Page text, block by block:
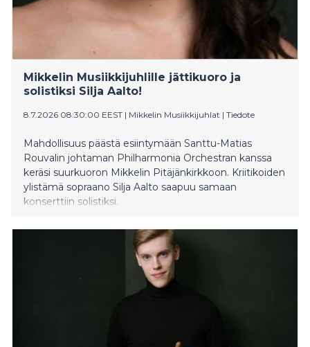
Mikkelin Musiikkijuhlille jättikuoro ja
solistiksi Silja Aalto!
8.7.2026 08:30:00 EEST | Mikkelin Musiikkijuhlat | Tiedote
Mahdollisuus päästä esiintymään Santtu-Matias
Rouvalin johtaman Philharmonia Orchestran kanssa
keräsi suurkuoron Mikkelin Pitäjänkirkkoon. Kriitikoiden
ylistämä sopraano Silja Aalto saapuu samaan
konserttiin solistiksi.